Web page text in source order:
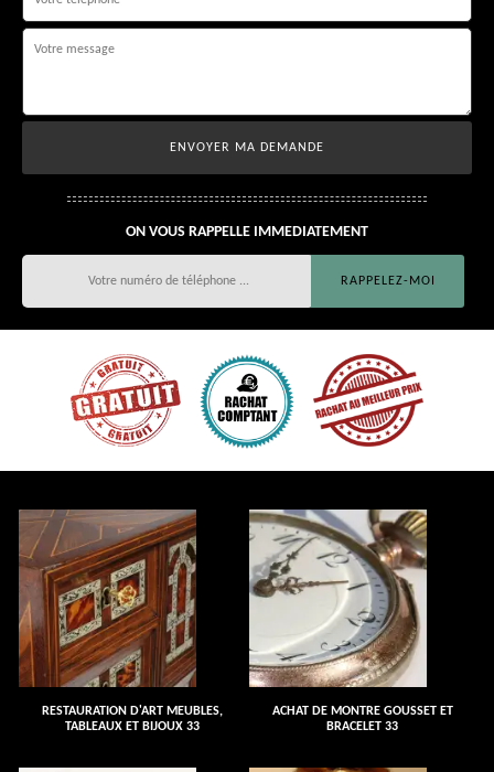
ON VOUS RAPPELLE IMMEDIATEMENT
RESTAURATION D'ART MEUBLES,
TABLEAUX ET BIJOUX 33
ACHAT DE MONTRE GOUSSET ET
BRACELET 33